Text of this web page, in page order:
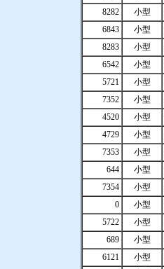
8282
小型
6843
小型
8283
小型
6542
小型
5721
小型
7352
小型
4520
小型
4729
小型
7353
小型
644
小型
7354
小型
0
小型
5722
小型
689
小型
6121
小型